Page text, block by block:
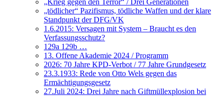
„Krieg gegen den Terror“ / Drei Generationen
„tödlicher“ Pazifismus, tödliche Waffen und der klare
Standpunkt der DFG/VK
1.6.2015: Versagen mit System – Braucht es den
Verfassungsschutz?
129a 129b …
13. Offene Akademie 2024 / Programm
2026: 70 Jahre KPD-Verbot / 77 Jahre Grundgesetz
23.3.1933: Rede von Otto Wels gegen das
Ermächtigungsgesetz
27.Juli 2024: Drei Jahre nach Giftmüllexplosion bei